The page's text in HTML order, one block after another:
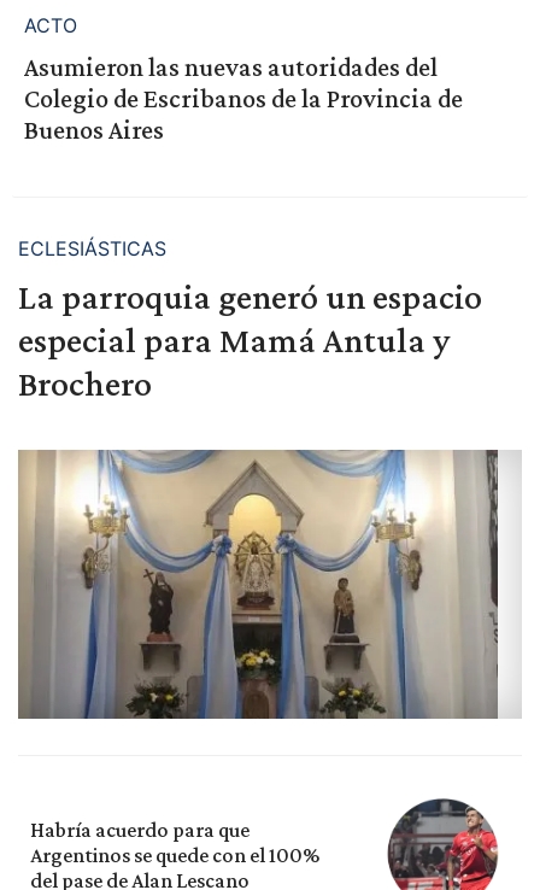
ACTO
Asumieron las nuevas autoridades del
Colegio de Escribanos de la Provincia de
Buenos Aires
ECLESIÁSTICAS
La parroquia generó un espacio
especial para Mamá Antula y
Brochero
Habría acuerdo para que
Argentinos se quede con el 100%
del pase de Alan Lescano